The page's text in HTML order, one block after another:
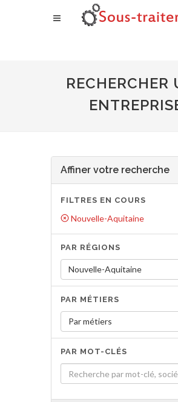
RECHERCHER
Affiner votre recherche
FILTRES EN COURS
Nouvelle-Aquitaine
PAR RÉGIONS
Nouvelle-Aquitaine
PAR MÉTIERS
Par métiers
PAR MOT-CLÉS